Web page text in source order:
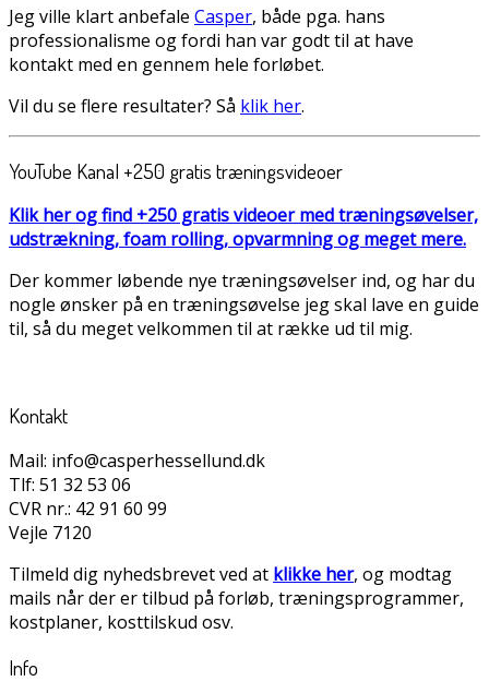
Jeg ville klart anbefale Casper, både pga. hans
professionalisme og fordi han var godt til at have
kontakt med en gennem hele forløbet.
Vil du se flere resultater? Så klik her.
YouTube Kanal +250 gratis træningsvideoer
Klik her og find +250 gratis videoer med træningsøvelser,
udstrækning, foam rolling, opvarmning og meget mere.
Der kommer løbende nye træningsøvelser ind, og har du
nogle ønsker på en træningsøvelse jeg skal lave en guide
til, så du meget velkommen til at række ud til mig.
Kontakt
Mail: info@casperhessellund.dk
Tlf: 51 32 53 06
CVR nr.: 42 91 60 99
Vejle 7120
Tilmeld dig nyhedsbrevet ved at klikke her, og modtag
mails når der er tilbud på forløb, træningsprogrammer,
kostplaner, kosttilskud osv.
Info